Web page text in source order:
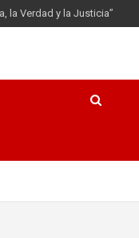
la Verdad y la Justicia”